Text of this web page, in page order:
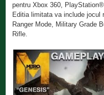
pentru Xbox 360,
Editia limitata va include jocul
Ranger Mode, Military Grade
Rifle.